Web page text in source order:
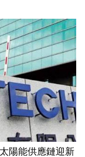
陽能供應鏈迎新